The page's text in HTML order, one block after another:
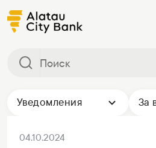
Уведомления За
04.10.2024